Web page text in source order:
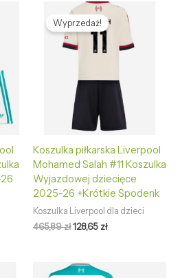
Wyprzedaż!
Koszulka piłkarska Liverpool
Mohamed Salah #11 Koszulka
Wyjazdowej dziecięce
2025-26 +Krótkie Spodenk
Koszulka Liverpool dla dzieci
465,89zł
Pierwotna
cena
wynosiła:
465,89 zł.
128,65 zł
Aktualna
cena
wynosi:
128,65 zł.
Pierwotna